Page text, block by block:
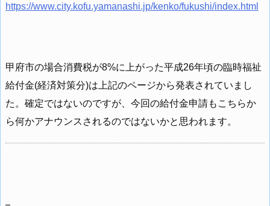
https://www.city.kofu.yamanashi.jp/kenko/fukushi/index.html
甲府市の場合消費税が8%に上がった平成26年頃の臨時福祉
給付金(経済対策分)は上記のページから発表されていまし
た。確定ではないのですが、今回の給付金申請もこちらか
ら何かアナウンスされるのではないかと思われます。